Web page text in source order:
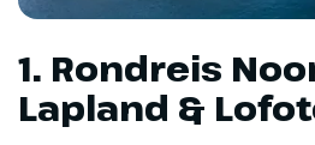
1. Rondreis
Lapland &